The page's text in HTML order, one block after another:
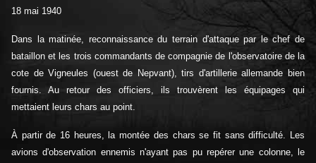
18 mai 1940
Dans la matinée, reconnaissance du terrain d'attaque par le chef de
bataillon et les trois commandants de compagnie de l'observatoire de la
cote de Vigneules (ouest de Nepvant), tirs d'artillerie allemande bien
fournis. Au retour des officiers, ils trouvèrent les équipages qui
mettaient leurs chars au point.
À partir de 16 heures, la montée des chars se fit sans difficulté. Les
avions d'observation ennemis n'ayant pas pu repérer une colonne, le